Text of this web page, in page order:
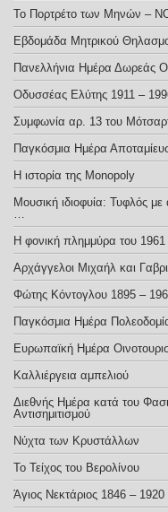
Το Πορτρέτο των Μηνών –
Εβδομάδα Μητρικού
Πανελλήνια Ημέρα Δωρεάς
Οδυσσέας Ελύτης 1911 –
Συμφωνία αρ. 13 του
Παγκόσμια Ημέρα
Η ιστορία της Monopoly
Μουσική ιδιοφυία: Τυφλός με
…
Η φονική πλημμύρα του
Αρχάγγελοι Μιχαήλ και
Φώτης Κόντογλου 1895 –
Παγκόσμια Ημέρα
Ευρωπαϊκή Ημέρα
Καλλιέργεια αμπελιού
Διεθνής Ημέρα κατά του
Αντισημιτισμού
Νύχτα των Κρυστάλλων
Το Τείχος του Βερολίνου
Άγιος Νεκτάριος 1846 – 1920